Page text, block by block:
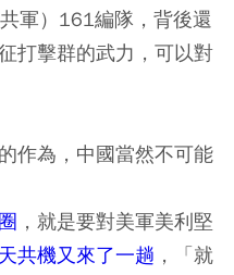
軍）161編隊，背後還
打擊群的武力，可以對
作為，中國當然不可能
，就是要對美軍美利堅
共機又來了一趟 ，「就